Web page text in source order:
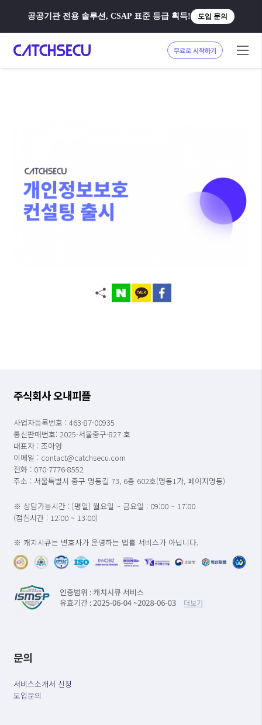
공공기관 전용 솔루션, CSAP 표준 등급 획득! 도입 문의
무료로 시작하기
주식회사 오내피플
사업자등록번호 : 463-87-00935
통신판매번호: 2025-서울중구-827 호
대표자 : 조아영
이메일 : contact@catchsecu.com
전화 : 070-7776-8552
주소 : 서울특별시 중구 명동길 73, 6층 602호(명동1가, 페이지명동)
※ 상담가능시간 : [평일] 월요일 ~ 금요일 : 09:00 ~ 17:00
(점심시간 : 12:00 ~ 13:00)
※ 캐치시큐는 변호사가 운영하는 법률 서비스가 아닙니다.
문의
서비스소개서 신청
도입문의